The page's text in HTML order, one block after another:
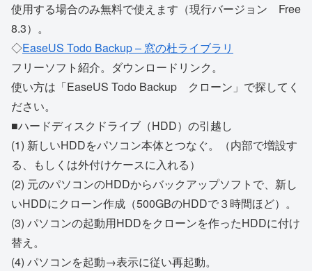
使用する場合のみ無料で使えます（現行バージョン Free
8.3）。
◇EaseUS Todo Backup – 窓の杜ライブラリ
フリーソフト紹介。ダウンロードリンク。
使い方は「EaseUS Todo Backup クローン」で探してく
ださい。
■ハードディスクドライブ（HDD）の引越し
(1) 新しいHDDをパソコン本体とつなぐ。（内部で増設す
る、もしくは外付けケースに入れる）
(2) 元のパソコンのHDDからバックアップソフトで、新し
いHDDにクローン作成（500GBのHDDで３時間ほど）。
(3) パソコンの起動用HDDをクローンを作ったHDDに付け
替え。
(4) パソコンを起動→表示に従い再起動。